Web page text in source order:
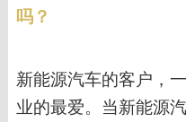
吗？
新能源汽车的客户，
业的最爱。当新能源